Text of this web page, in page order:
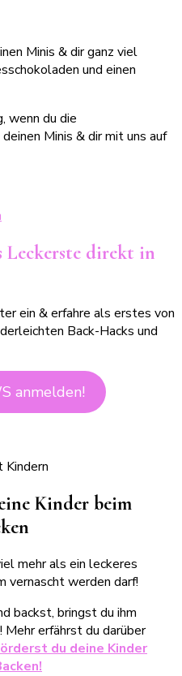
Minis & dir ganz viel
und einen
wenn du die
Minis & dir mit uns auf
Leckerste direkt in
ein & erfahre als erstes von
Back-Hacks und
anmelden!
Kinder beim
mehr als ein leckeres
vernascht werden darf!
backst, bringst du ihm
erfährst du darüber
du deine Kinder